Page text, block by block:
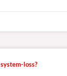
loss?